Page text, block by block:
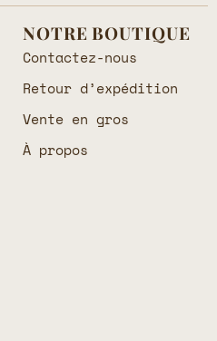
NOTRE BOUTIQUE
Contactez-nous
Retour d’expédition
Vente en gros
À propos